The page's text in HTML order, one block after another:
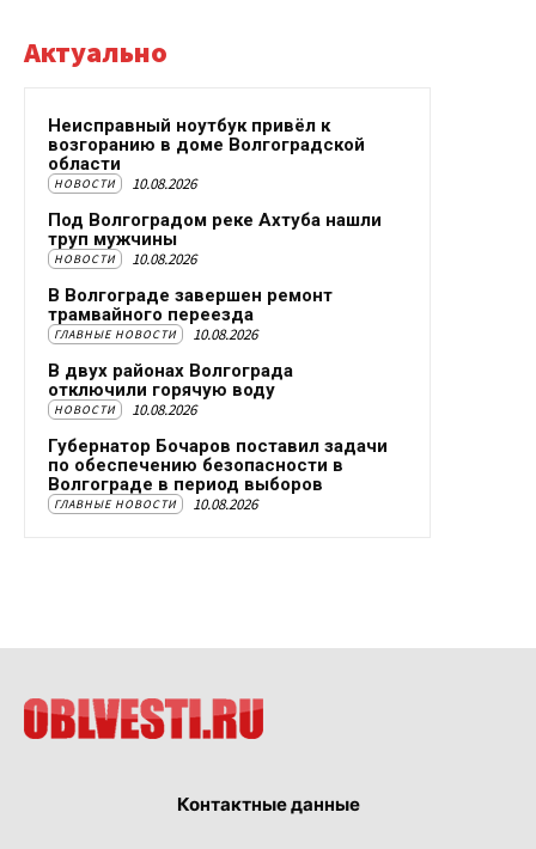
Актуально
Неисправный ноутбук привёл к
возгоранию в доме Волгоградской
области
НОВОСТИ 10.08.2026
Под Волгоградом реке Ахтуба нашли
труп мужчины
НОВОСТИ 10.08.2026
В Волгограде завершен ремонт
трамвайного переезда
ГЛАВНЫЕ НОВОСТИ 10.08.2026
В двух районах Волгограда
отключили горячую воду
НОВОСТИ 10.08.2026
Губернатор Бочаров поставил задачи
по обеспечению безопасности в
Волгограде в период выборов
ГЛАВНЫЕ НОВОСТИ 10.08.2026
Контактные данные